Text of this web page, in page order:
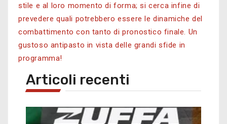
stile e al loro momento di forma; si cerca infine di
prevedere quali potrebbero essere le dinamiche del
combattimento con tanto di pronostico finale. Un
gustoso antipasto in vista delle grandi sfide in
programma!
Articoli recenti